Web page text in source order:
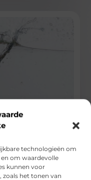
technologieën om
om waardevolle
kunnen voor
zoals het tonen van
drankje dat je
is deze exotische